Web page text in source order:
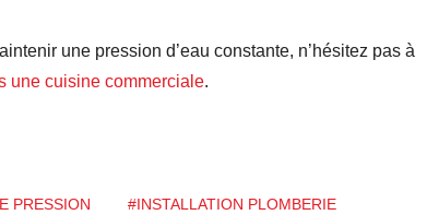
une pression d’eau constante, n’hésitez pas à
une cuisine commerciale.
PRESSION
#INSTALLATION PLOMBERIE